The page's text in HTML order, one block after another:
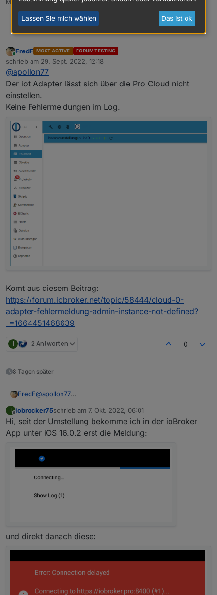
Meine Tabellen für eure Visualisierungklick
0
Online
FredF MOST ACTIVE FORUM TESTING
schrieb am 29. Sept. 2022, 12:18
zuletzt editiert von
@apollon77
Der iot Adapter lässt sich über die Pro Cloud nicht
einstellen.
Keine Fehlermeldungen im Log.
Komt aus diesem Beitrag:
https://forum.iobroker.net/topic/58444/cloud-0-
adapter-fehlermeldung-admin-instance-not-defined?
_=1664451468639
I 2 Antworten 0
8 Tagen später
FredF@apollon77
einstellen.
Keine Fehlermeldungen im Log.
Komt aus diesem Beitrag:
https://forum.iobroker.net/topic/58444/cloud-0-adapter-
fehlermeldung-admin-instance-not-defined?
I
Offline
iobrocker75schrieb am 7. Okt. 2022, 06:01
zuletzt editiert von
Hi, seit der Umstellung bekomme ich in der ioBroker
App unter iOS 16.0.2 erst die Meldung:
und direkt danach diese:
Lassen Sie mich wählen Das ist ok